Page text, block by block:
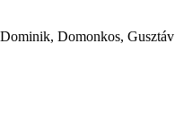
Do­mon­kos, Gusz­táv